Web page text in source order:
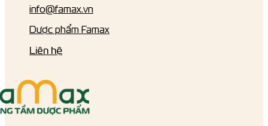
info@famax.vn
Dược phẩm Famax
Liên hệ